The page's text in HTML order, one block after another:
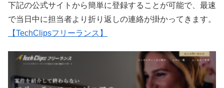
下記の公式サイトから簡単に登録することが可能で、最速
で当日中に担当者より折り返しの連絡が掛かってきます。
【TechClipsフリーランス】